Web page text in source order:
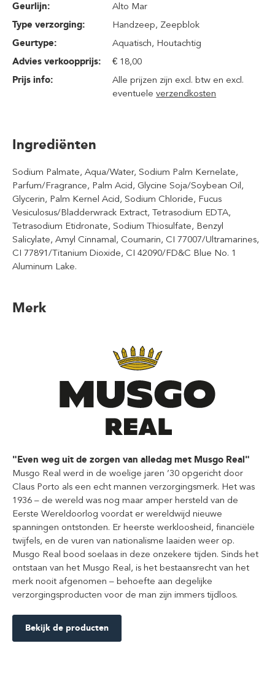
Geurlijn:
Alto Mar
Type verzorging:
Handzeep, Zeepblok
Geurtype:
Aquatisch, Houtachtig
Advies verkoopprijs:
€ 18,00
Prijs info:
Alle prijzen zijn excl. btw en excl.
eventueleverzendkosten
Ingrediënten
Sodium Palmate, Aqua/Water, Sodium Palm Kernelate,
Parfum/Fragrance, Palm Acid, Glycine Soja/Soybean Oil,
Glycerin, Palm Kernel Acid, Sodium Chloride, Fucus
Vesiculosus/Bladderwrack Extract, Tetrasodium EDTA,
Tetrasodium Etidronate, Sodium Thiosulfate, Benzyl
Salicylate, Amyl Cinnamal, Coumarin, CI 77007/Ultramarines,
CI 77891/Titanium Dioxide, CI 42090/FD&C Blue No. 1
Aluminum Lake.
Merk
"Even weg uit de zorgen van alledag met Musgo Real"
Musgo Real werd in de woelige jaren ’30 opgericht door
Claus Porto als een echt mannen verzorgingsmerk. Het was
1936 – de wereld was nog maar amper hersteld van de
Eerste Wereldoorlog voordat er wereldwijd nieuwe
spanningen ontstonden. Er heerste werkloosheid, financiële
twijfels, en de vuren van nationalisme laaiden weer op.
Musgo Real bood soelaas in deze onzekere tijden. Sinds het
ontstaan van het Musgo Real, is het bestaansrecht van het
merk nooit afgenomen – behoefte aan degelijke
verzorgingsproducten voor de man zijn immers tijdloos.
Bekijk de producten